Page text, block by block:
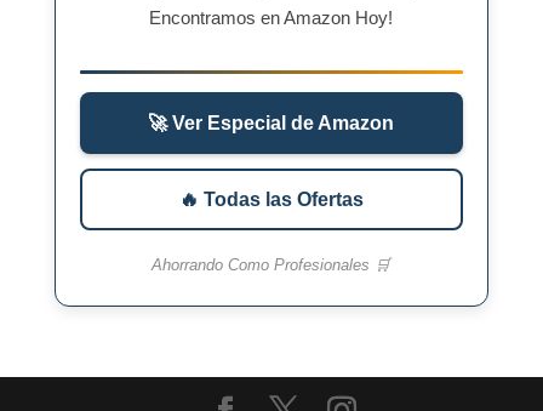
Encontramos en Amazon Hoy!
🚀 Ver Especial de Amazon
🔥 Todas las Ofertas
Ahorrando Como Profesionales 🛒